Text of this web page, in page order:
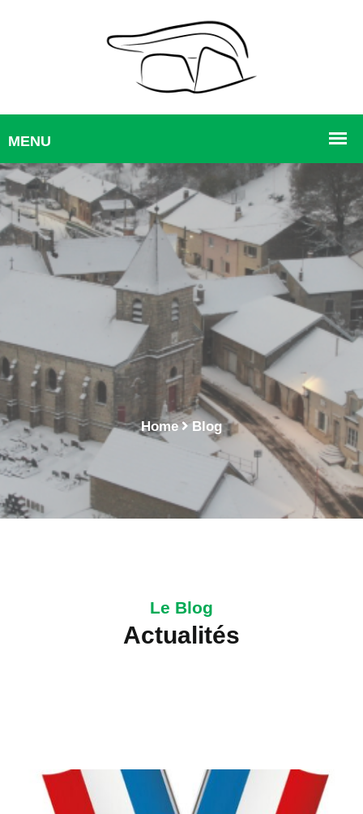
Blog - Vitry Lès
Nogent
Home Blog
Le Blog
Actualités